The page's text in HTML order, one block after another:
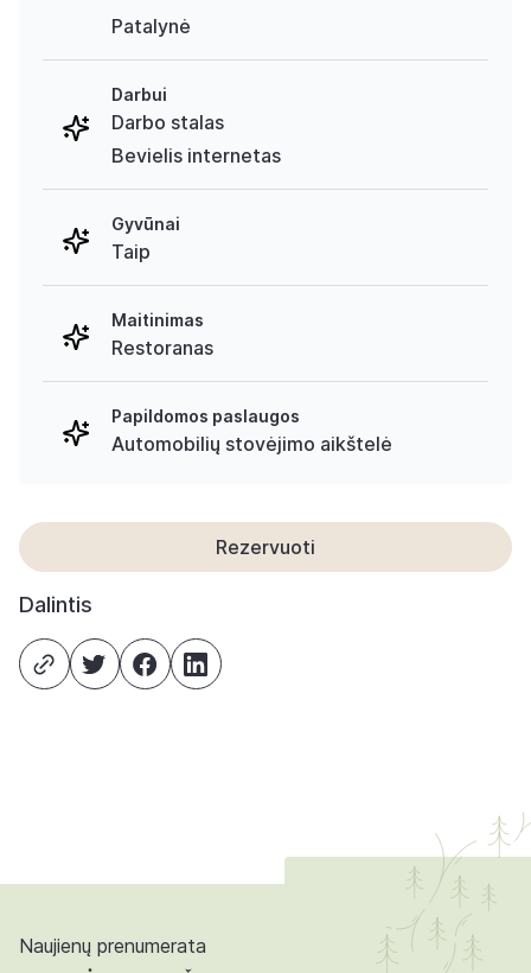
Patalynė
Darbui
Darbo stalas
Bevielis internetas
Gyvūnai
Taip
Maitinimas
Restoranas
Papildomos paslaugos
Automobilių stovėjimo aikštelė
Rezervuoti
Dalintis
Naujienų prenumerata